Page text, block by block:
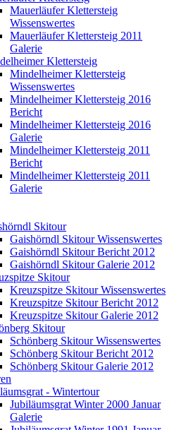
Mauerläufer Klettersteig
Wissenswertes
Mauerläufer Klettersteig 2011
Galerie
Klettersteig
Mindelheimer Klettersteig
Wissenswertes
Mindelheimer Klettersteig 2016
Bericht
Mindelheimer Klettersteig 2016
Galerie
Mindelheimer Klettersteig 2011
Bericht
Mindelheimer Klettersteig 2011
Galerie
Skitour
Gaishörndl Skitour Wissenswertes
Gaishörndl Skitour Bericht 2012
Gaishörndl Skitour Galerie 2012
Skitour
Kreuzspitze Skitour Wissenswertes
Kreuzspitze Skitour Bericht 2012
Kreuzspitze Skitour Galerie 2012
Skitour
Schönberg Skitour Wissenswertes
Schönberg Skitour Bericht 2012
Schönberg Skitour Galerie 2012
- Wintertour
Jubiläumsgrat Winter 2000 Januar
Galerie